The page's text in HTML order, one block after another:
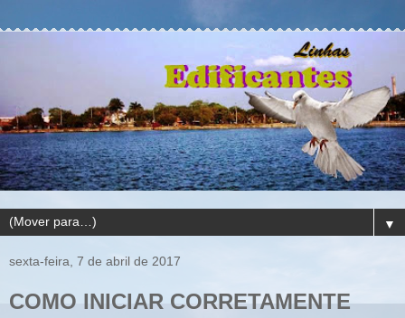
▼
sexta-feira, 7 de abril de 2017
COMO INICIAR CORRETAMENTE